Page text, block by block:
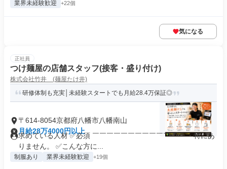
業界未経験歓迎 +22個
気になる
正社員
つけ麺屋の店舗スタッフ(接客・盛り付け)
株式会社竹井 (麺屋たけ井)
研修体制も充実│未経験スタートでも月給28.4万保証◎
〒614-8054京都府八幡市八幡南山
月給28万4000円以上
求めている人材 ✅必須 ￣￣￣￣￣￣￣￣￣￣￣￣￣ ・特にあ
りません。 ✅こんな方に...
制服あり 業界未経験歓迎 +19個